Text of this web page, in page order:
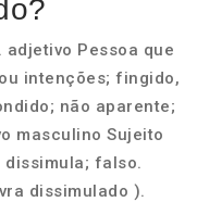
Pessoa que
intenções; fingido,
não aparente;
masculino Sujeito
dissimula; falso.
dissimulado ).